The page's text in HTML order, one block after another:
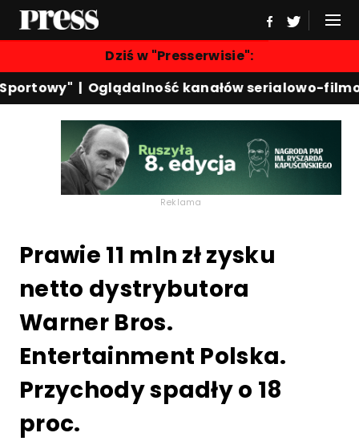
Dziś w "Presserwisie":
|Oglądalność kanałów serialowo-
Reklama
Prawie 11 mln zł zysku
netto dystrybutora
Warner Bros.
Entertainment Polska.
Przychody spadły o 18
proc.